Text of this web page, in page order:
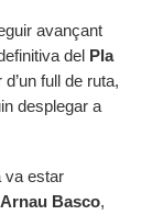
avançant
del Pla
full de ruta,
desplegar a
va estar
Arnau Basco,